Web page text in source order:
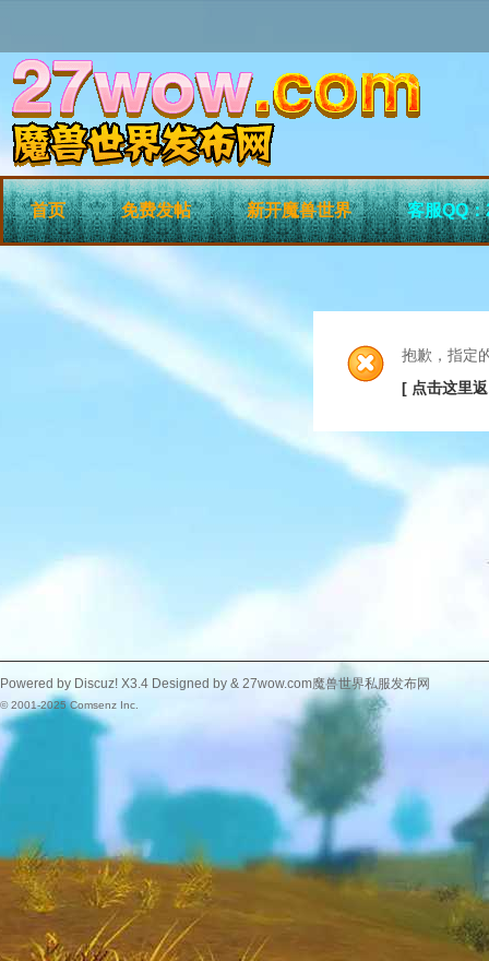
首页 免费发帖 新开魔兽世界 客服QQ
抱歉，指定
[ 点击这里
Powered by Discuz! X3.4 Designed by & 27wow.com魔兽世界私服发布网
© 2001-2025Comsenz Inc.